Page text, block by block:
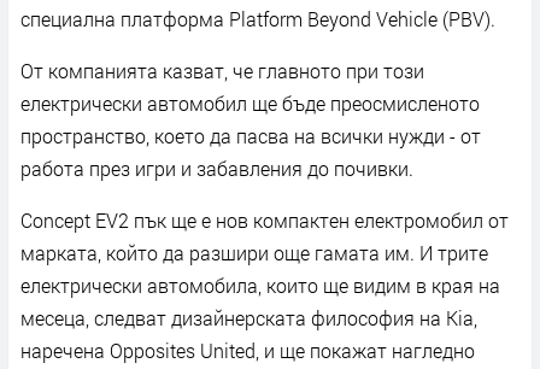
специална платформа Platform Beyond Vehicle (PBV).
От компанията казват, че главното при този
електрически автомобил ще бъде преосмисленото
пространство, което да пасва на всички нужди - от
работа през игри и забавления до почивки.
Concept EV2 пък ще е нов компактен електромобил от
марката, който да разшири още гамата им. И трите
електрически автомобила, които ще видим в края на
месеца, следват дизайнерската философия на Kia,
наречена Opposites United, и ще покажат нагледно